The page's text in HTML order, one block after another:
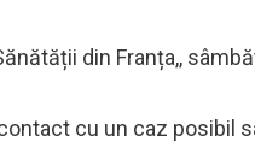
din Franța,,
cu un caz posibil